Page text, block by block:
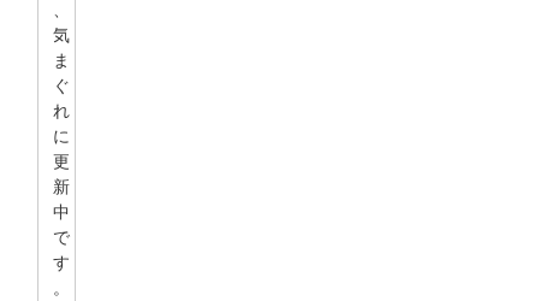
、
気
ま
ぐ
れ
に
更
新
中
で
す
。